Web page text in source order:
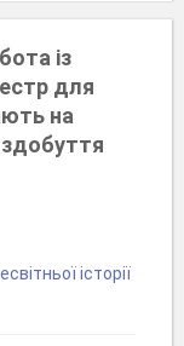
із
для
на
історії